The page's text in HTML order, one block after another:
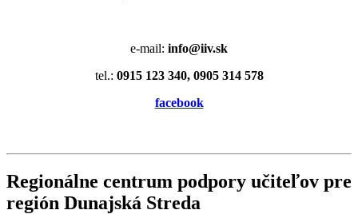
e-mail: info@iiv.sk
tel.: 0915 123 340, 0905 314 578
facebook
Regionálne centrum podpory učiteľov pre
región Dunajská Streda